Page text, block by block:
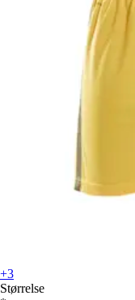
+3
Størrelse